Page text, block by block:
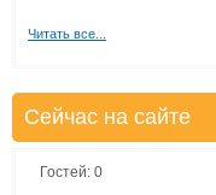
Читать все...
Сейчас на сайте
Гостей: 0